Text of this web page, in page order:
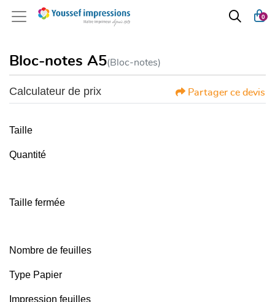
0
Bloc-notes A5(Bloc-notes)
Calculateur de prix Partager ce devis
Taille
Quantité
Taille fermée
Nombre de feuilles
Type Papier
Impression feuilles